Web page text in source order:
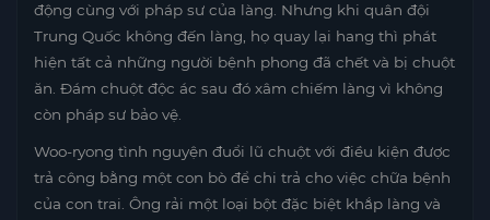
động cùng với pháp sư của làng. Nhưng khi quân đội
Trung Quốc không đến làng, họ quay lại hang thì phát
hiện tất cả những người bệnh phong đã chết và bị chuột
ăn. Đám chuột độc ác sau đó xâm chiếm làng vì không
còn pháp sư bảo vệ.
Woo-ryong tình nguyện đuổi lũ chuột với điều kiện được
trả công bằng một con bò để chi trả cho việc chữa bệnh
của con trai. Ông rải một loại bột đặc biệt khắp làng và